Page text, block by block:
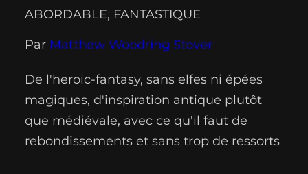
ABORDABLE, FANTASTIQUE
Par Matthew Woodring Stover
De l'heroic-fantasy, sans elfes ni épées
magiques, d'inspiration antique plutôt
que médiévale, avec ce qu'il faut de
rebondissements et sans trop de ressorts